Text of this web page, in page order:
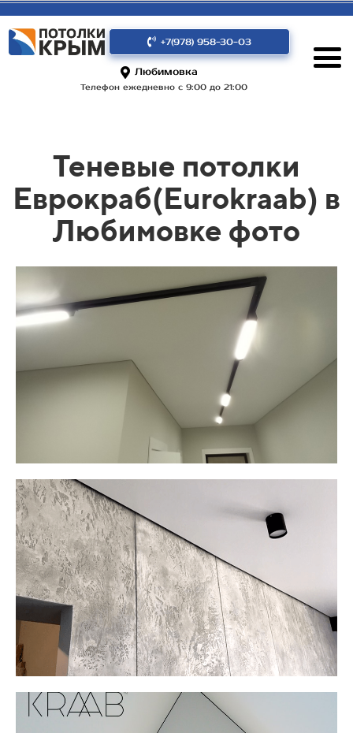
+7(978) 958-30-03
Любимовка
Телефон ежедневно с 9:00 до 21:00
Теневые потолки
Еврокраб(Eurokraab) в
Любимовке фото